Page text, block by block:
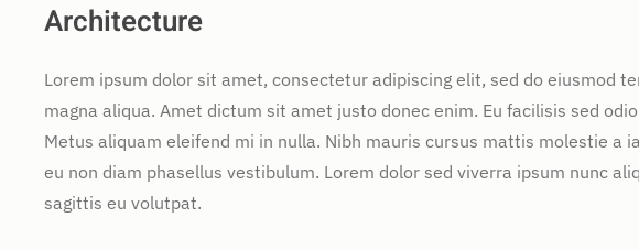
Architecture
Lorem ipsum dolor sit amet, consectetur adipiscing elit, sed do eiusmod
magna aliqua. Amet dictum sit amet justo donec enim. Eu facilisis sed
Metus aliquam eleifend mi in nulla. Nibh mauris cursus mattis molestie a
eu non diam phasellus vestibulum. Lorem dolor sed viverra ipsum nunc
sagittis eu volutpat.